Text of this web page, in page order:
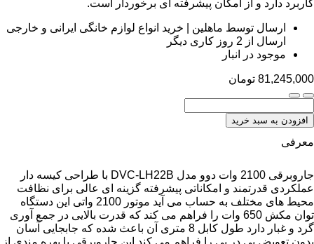
کاربرد دارد و از امکان پیشرفته ای برخوردار است.
ارسال توسط ماهلین | خرید انواع لوازم خانگی ایرانی و خارجی
ارسال از 2 روز کاری دیگر
موجود در انبار
81,245,000 تومان
افزودن به سبد خرید
معرفی
جاروبرقی 2100 وات دوو مدل DVC-LH22B با طراحی کیسه دار
عملکردی قدرتمند و امکاناتی پیشرفته گزینه ای عالی برای نظافت
محیط های مختلف به حساب می آید موتور 2100 واتی این دستگاه
توان مکش 650 وات را فراهم می کند که قدرت بالایی در جمع آوری
گرد و غبار دارد طول کابل 8 متری آن باعث شده که جابجایی آسان
بدون تعویض پی در پی را فراهم می کند این جاروبرقی با بهره مندی از